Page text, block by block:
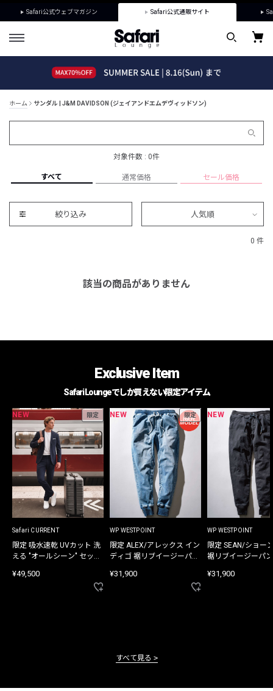
Safari公式ウェブマガジン Safari公式通販サイト
ホーム サンダル | J&M DAVIDSON (ジェイアンドエムデヴィッドソン)
対象件数 : 0件
すべて 通常価格 セール価格
絞り込み 人気順
0 件
該当の商品がありません
Exclusive Item
Safari Loungeでしか買えない限定アイテム
NEW 限定
Safari CURRENT
限定 吸水速乾 UVカット 洗
える "オールシーン" セット
¥49,500
NEW 限定
WP WESTPOINT
限定 ALEX/アレックス イン
ディゴ 裾リブイージーパン
¥31,900
NEW
WP WESTPOINT
限定 SEAN/ショー
裾リブイージーパ
¥31,900
すべて見る